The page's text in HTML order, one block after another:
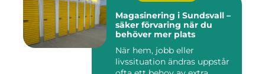
Magasinering i Sundsvall –
säker förvaring när du
behöver mer plats
När hem, jobb eller
livssituation ändras uppstår